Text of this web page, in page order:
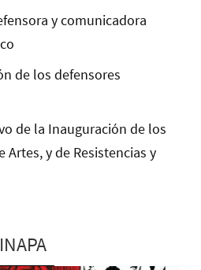
y comunicadora
de los defensores
de la Inauguración de los
y de Resistencias y